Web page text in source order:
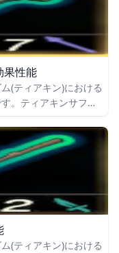
果性能
(ティアキン)における
。ティアキンサファ
(ティアキン)における